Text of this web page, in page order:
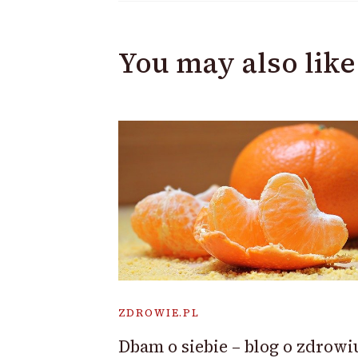
You may also like
ZDROWIE.PL
Dbam o siebie – blog o